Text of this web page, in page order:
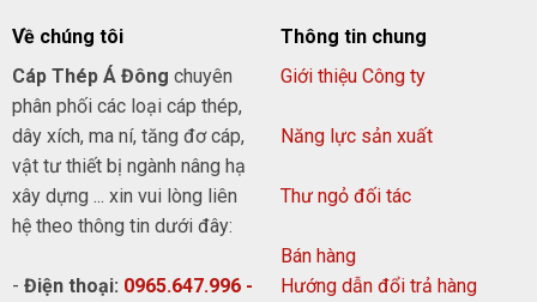
Về chúng tôi
Cáp Thép Á Đông chuyên
phân phối các loại cáp thép,
dây xích, ma ní, tăng đơ cáp,
vật tư thiết bị ngành nâng hạ
xây dựng ... xin vui lòng liên
hệ theo thông tin dưới đây:
- Điện thoại: 0965.647.996 -
Thông tin chung
Giới thiệu Công ty
Năng lực sản xuất
Thư ngỏ đối tác
Bán hàng
Hướng dẫn đổi trả hàng